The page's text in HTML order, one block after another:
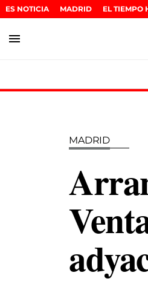
ES NOTICIA MADRID EL TIEMPO
menu
MADRID